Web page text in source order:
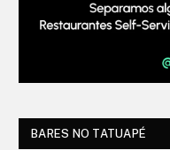
BARES NO TATUAPÉ